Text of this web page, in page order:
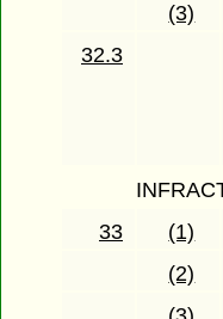
(3)
32.3
33
(1)
(2)